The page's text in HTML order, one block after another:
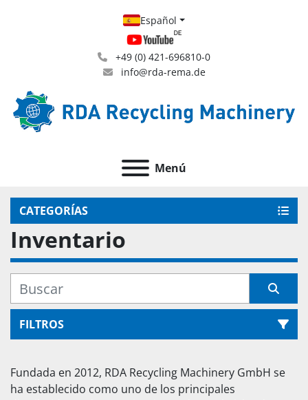
+49 (0) 421-696810-0
info@rda-rema.de
Español
Menú
CATEGORÍAS
Inventario
FILTROS
Ordenar por
Fundada en 2012, RDA Recycling Machinery GmbH se
ha establecido como uno de los principales